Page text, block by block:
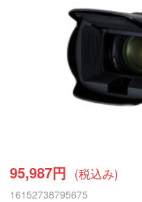
95,987円 (税込み)
16152738795675